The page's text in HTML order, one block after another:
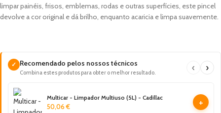
limpar painéis, frisos, emblemas, rodas e outras superfícies, este pincel
devolve a cor original e dá brilho, enquanto acaricia e limpa suavemente.
✓ Recomendado pelos nossos técnicos
Combina estes produtos para obter o melhor resultado. ‹ ›
Multicar - Limpador Multiuso (5L) - Cadillac
50,06€ +